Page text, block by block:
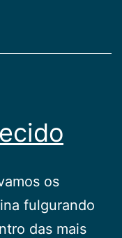
os
fulgurando
das mais